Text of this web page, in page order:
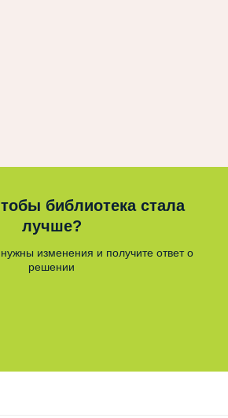
библиотека стала
лучше?
изменения и получите ответ о
решении